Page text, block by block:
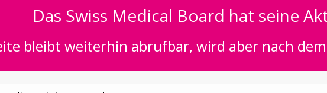
Das Swiss Medical Board hat seine
bleibt weiterhin abrufbar, wird aber nach